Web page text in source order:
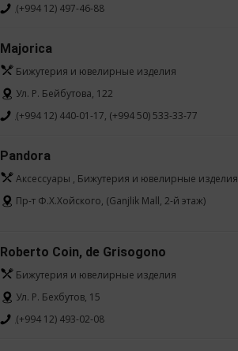
(+994 12) 497-46-88
Majorica
Бижутерия и ювелирные изделия
Ул. Р. Бейбутова, 122
(+994 12) 440-01-17, (+994 50) 533-33-77
Pandora
Аксессуары , Бижутерия и ювелирные изделия
Пр-т Ф.Х.Хойского, (Ganjlik Mall, 2-й этаж)
Roberto Coin, de Grisogono
Бижутерия и ювелирные изделия
Ул. Р. Бехбутов, 15
(+994 12) 493-02-08